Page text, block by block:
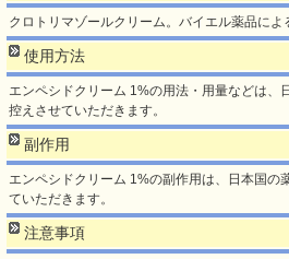
クロトリマゾールクリーム。バイエル薬品によ
使用方法
エンペシドクリーム 1%の用法・用量などは、
控えさせていただきます。
副作用
エンペシドクリーム 1%の副作用は、日本国の
ていただきます。
注意事項